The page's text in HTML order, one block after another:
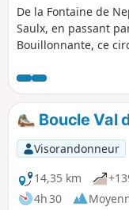
De la Fontaine de
Saulx, en passant
Bouillonnante, ce
eaux. Cette
distinctes : une
parcours en forêt et
emprunte
blancs.
Boucle Val
Visorandonneur
14,35 km
4h 30